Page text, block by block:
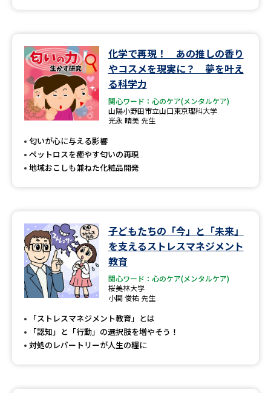
高等学校（情報）教員資格認定
大学研究 大学検索
大学で学べる内容や特徴を調べる
データサイエンス特集
デジタルパンフレット
新学年スタート号特集ページ
（高3生用）
新学年スタート号特集ページ
（高2生用）
SELFBRAND特集ページ
化学で再現！ あの推しの香り
やコスメを現実に？ 夢を叶え
る科学力
関心ワード：心のケア(メンタルケア)
山陽小野田市立山口東京理科大学
光永 晴美 先生
匂いが心に与える影響
ペットロスを癒やす匂いの再現
地域おこしも兼ねた化粧品開発
子どもたちの「今」と「未来」
を支えるストレスマネジメント
教育
関心ワード：心のケア(メンタルケア)
桜美林大学
小関 俊祐 先生
「ストレスマネジメント教育」とは
「認知」と「行動」の選択肢を増やそう！
対処のレパートリーが人生の糧に